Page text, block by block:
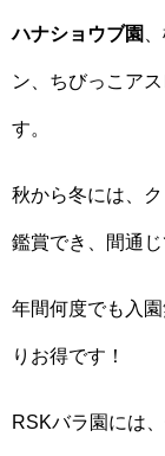
ハナショウブ園
ン、ちびっこア
す。
秋から冬には、
鑑賞でき、間通
年間何度でも入園
りお得です！
RSKバラ園には